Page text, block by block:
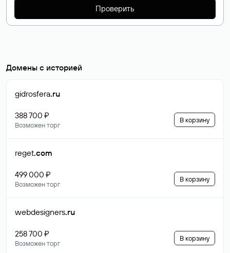
Проверить
Домены с историей
gidrosfera.ru
388 700 ₽
Возможен торг
В корзину
reget.com
499 000 ₽
Возможен торг
В корзину
webdesigners.ru
258 700 ₽
Возможен торг
В корзину